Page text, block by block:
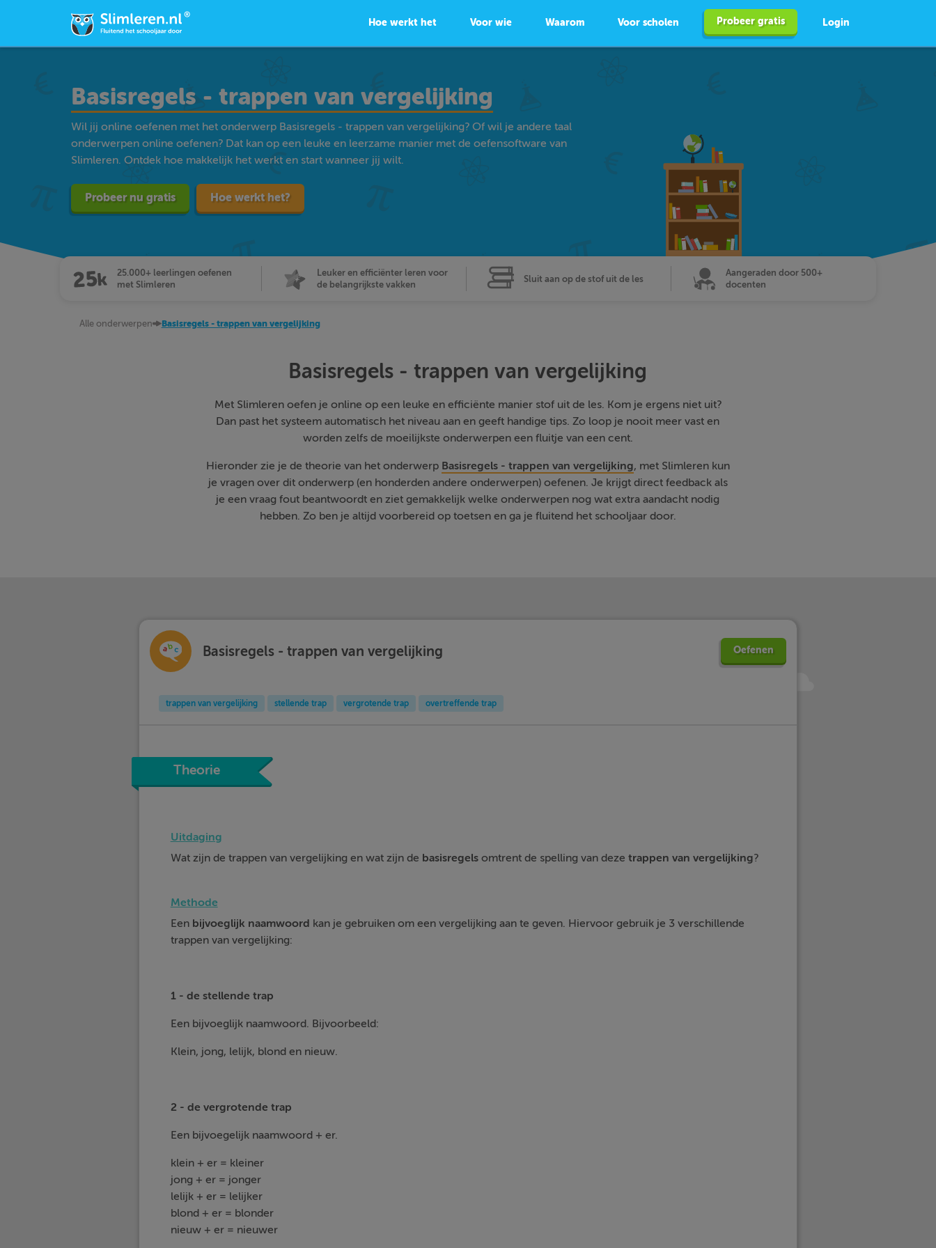
Hoe werkt het Voor wie Waarom Voor scholen Probeer gratis Login
Basisregels - trappen van vergelijking
Wil jij online oefenen met het onderwerp Basisregels - trappen van vergelijking? Of wil je andere taal
onderwerpen online oefenen? Dat kan op een leuke en leerzame manier met de oefensoftware van
Slimleren. Ontdek hoe makkelijk het werkt en start wanneer jij wilt.
Probeer nu gratis Hoe werkt het?
25.000+ leerlingen oefenen
met Slimleren
Leuker en efficiënter leren voor
de belangrijkste vakken
Sluit aan op de stof uit de les
Aangeraden door 500+
docenten
Alle onderwerpen Basisregels - trappen van vergelijking
Basisregels - trappen van vergelijking
Met Slimleren oefen je online op een leuke en efficiënte manier stof uit de les. Kom je ergens niet uit?
Dan past het systeem automatisch het niveau aan en geeft handige tips. Zo loop je nooit meer vast en
worden zelfs de moeilijkste onderwerpen een fluitje van een cent.
Hieronder zie je de theorie van het onderwerp Basisregels - trappen van vergelijking, met Slimleren kun
je vragen over dit onderwerp (en honderden andere onderwerpen) oefenen. Je krijgt direct feedback als
je een vraag fout beantwoordt en ziet gemakkelijk welke onderwerpen nog wat extra aandacht nodig
hebben. Zo ben je altijd voorbereid op toetsen en ga je fluitend het schooljaar door.
Basisregels - trappen van vergelijking Oefenen
trappen van vergelijking stellende trap vergrotende trap overtreffende trap
Theorie
Uitdaging
Wat zijn de trappen van vergelijking en wat zijn de basisregelsomtrent de spelling van deze trappen van vergelijking?
Methode
Een bijvoeglijk naamwoord kan je gebruiken om een vergelijking aan te geven. Hiervoor gebruik je 3 verschillende
trappen van vergelijking:
1 - de stellende trap
Een bijvoeglijk naamwoord. Bijvoorbeeld:
Klein, jong, lelijk, blond en nieuw.
2 - de vergrotende trap
Een bijvoegelijk naamwoord + er.
klein + er = kleiner
jong + er = jonger
lelijk + er = lelijker
blond + er = blonder
nieuw + er = nieuwer